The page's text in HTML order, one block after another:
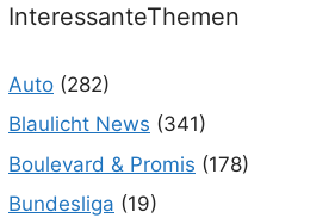
InteressanteThemen
Auto (282)
Blaulicht News (341)
Boulevard & Promis (178)
Bundesliga (19)